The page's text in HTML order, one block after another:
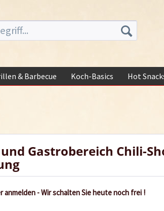
& Barbecue Koch-Basics Hot
Gastrobereich Chili-
anmelden - Wir schalten Sie heute noch frei !